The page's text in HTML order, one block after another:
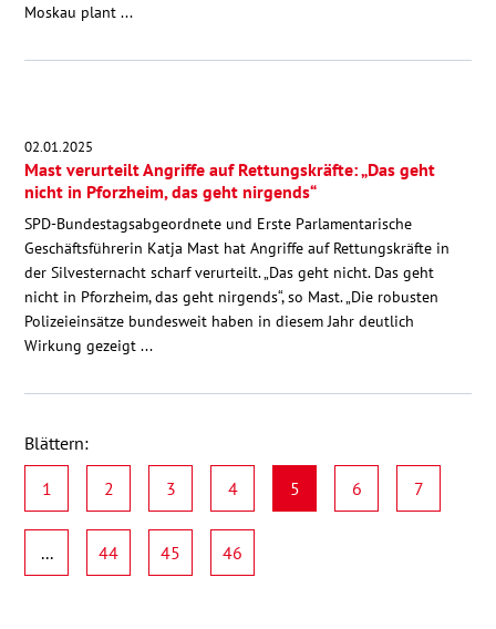
Moskau plant ...
02.01.2025
Mast verurteilt Angriffe auf Rettungskräfte: „Das geht
nicht in Pforzheim, das geht nirgends“
SPD-Bundestagsabgeordnete und Erste Parlamentarische
Geschäftsführerin Katja Mast hat Angriffe auf Rettungskräfte in
der Silvesternacht scharf verurteilt. „Das geht nicht. Das geht
nicht in Pforzheim, das geht nirgends“, so Mast. „Die robusten
Polizeieinsätze bundesweit haben in diesem Jahr deutlich
Wirkung gezeigt ...
Blättern:
1 2 3 4 5 6 7
... 44 45 46